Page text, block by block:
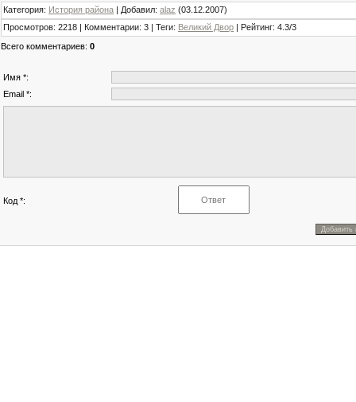
Категория: История района | Добавил: alaz (03.12.2007)
Просмотров: 2218 | Комментарии: 3 | Теги: Великий Двор | Рейтинг: 4.3/3
Всего комментариев: 0
Имя *:
Email *:
Код *: